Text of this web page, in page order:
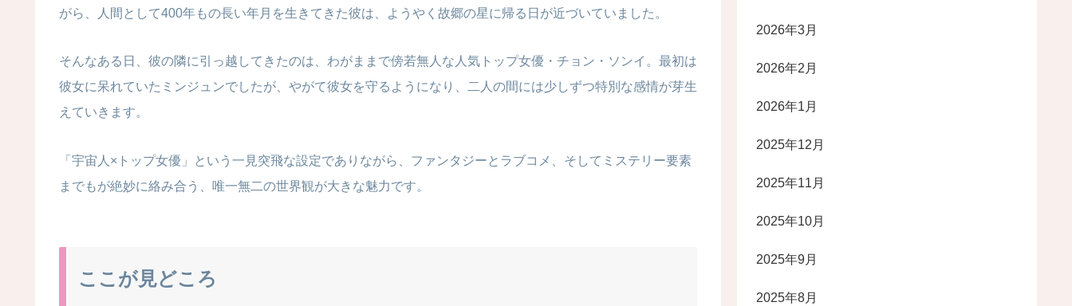
がら、人間として400年もの長い年月を生きてきた彼は、ようやく故郷の星に帰る日が近づいていました。
そんなある日、彼の隣に引っ越してきたのは、わがままで傍若無人な人気トップ女優・チョン・ソンイ。最初は
彼女に呆れていたミンジュンでしたが、やがて彼女を守るようになり、二人の間には少しずつ特別な感情が芽生
えていきます。
「宇宙人×トップ女優」という一見突飛な設定でありながら、ファンタジーとラブコメ、そしてミステリー要素
までもが絶妙に絡み合う、唯一無二の世界観が大きな魅力です。
ここが見どころ
2026年3月
2026年2月
2026年1月
2025年12月
2025年11月
2025年10月
2025年9月
2025年8月